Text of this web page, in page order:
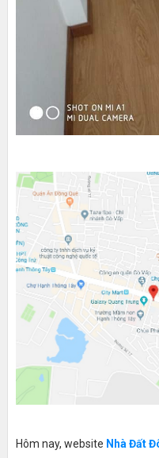
Hôm nay, website Nhà Đất